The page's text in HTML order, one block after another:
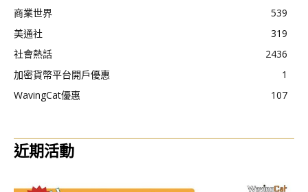
商業世界
539
美通社
319
社會熱話
2436
加密貨幣平台開戶優惠
1
WavingCat優惠
107
近期活動